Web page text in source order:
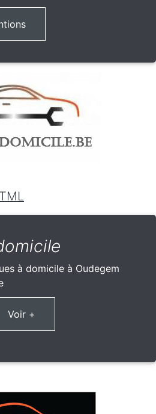
à domicile à Oudegem
Voir +